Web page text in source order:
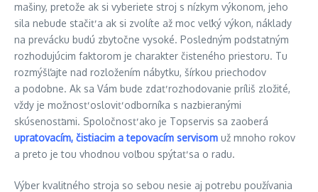
mašiny, pretože ak si vyberiete stroj s nízkym výkonom, jeho
sila nebude stačiť a ak si zvolíte až moc veľký výkon, náklady
na prevácku budú zbytočne vysoké. Posledným podstatným
rozhodujúcim faktorom je charakter čisteného priestoru. Tu
rozmýšľajte nad rozložením nábytku, šírkou priechodov
a podobne. Ak sa Vám bude zdať rozhodovanie príliš zložité,
vždy je možnosť osloviť odborníka s nazbieranými
skúsenosťami. Spoločnosť ako je Topservis sa zaoberá
upratovacím, čistiacim a tepovacím servisom už mnoho rokov
a preto je tou vhodnou voľbou spýtať sa o radu.
Výber kvalitného stroja so sebou nesie aj potrebu používania